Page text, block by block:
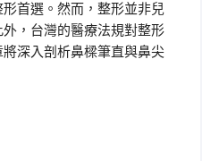
首選。然而，整形並非兒
，台灣的醫療法規對整形
深入剖析鼻樑筆直與鼻尖